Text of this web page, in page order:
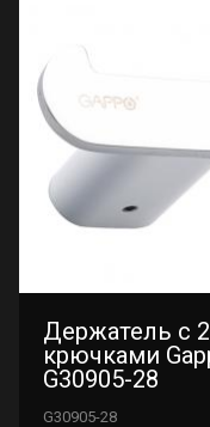
Держатель с
крючками
G30905-28
G30905-28